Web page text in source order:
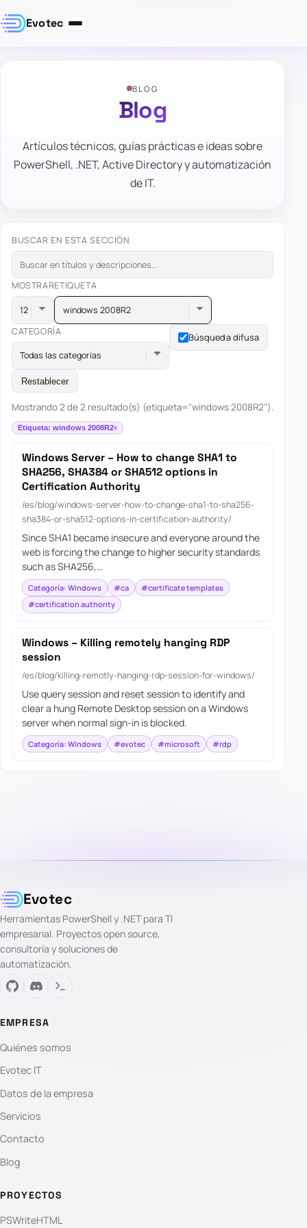
Evotec
BLOG
Blog
Artículos técnicos, guías prácticas e ideas sobre
PowerShell, .NET, Active Directory y automatización
de IT.
BUSCAR EN ESTA SECCIÓN
MOSTRARETIQUETA
windows 2008R2
CATEGORÍA
Todas las categorías
Búsqueda difusa
Restablecer
Mostrando 2 de 2 resultado(s) (etiqueta="windows 2008R2").
Etiqueta: windows 2008R2
Windows Server – How to change SHA1 to
SHA256, SHA384 or SHA512 options in
Certification Authority
/es/blog/windows-server-how-to-change-sha1-to-sha256-
sha384-or-sha512-options-in-certification-authority/
Since SHA1 became insecure and everyone around the
web is forcing the change to higher security standards
such as SHA256,…
Categoría: Windows #ca
#certificate templates
#certification authority
Windows – Killing remotely hanging RDP
session
/es/blog/killing-remotly-hanging-rdp-session-for-windows/
Use query session and reset session to identify and
clear a hung Remote Desktop session on a Windows
server when normal sign-in is blocked.
Categoría: Windows #evotec #microsoft #rdp
Evotec
Herramientas PowerShell y .NET para TI
empresarial. Proyectos open source,
consultoría y soluciones de
automatización.
EMPRESA
Quiénes somos
Evotec IT
Datos de la empresa
Servicios
Contacto
Blog
PROYECTOS
PSWriteHTML